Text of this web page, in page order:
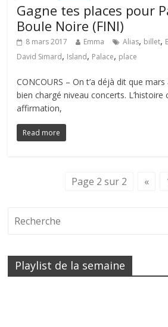
Gagne tes places pour
Boule Noire (FINI)
8 mars 2017 Emma Alias, billet,
David Simard, Island, Palace, place
CONCOURS – On t’a déjà dit que
bien chargé niveau concerts.
affirmation,
Read more
Page 2 sur 2 «
Playlist de la semaine